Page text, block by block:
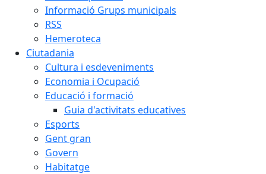
Informació Grups municipals
RSS
Hemeroteca
Ciutadania
Cultura i esdeveniments
Economia i Ocupació
Educació i formació
Guia d'activitats educatives
Esports
Gent gran
Govern
Habitatge